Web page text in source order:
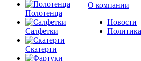
Полотенца
Салфетки
Скатерти
О компании
Новости
Политика